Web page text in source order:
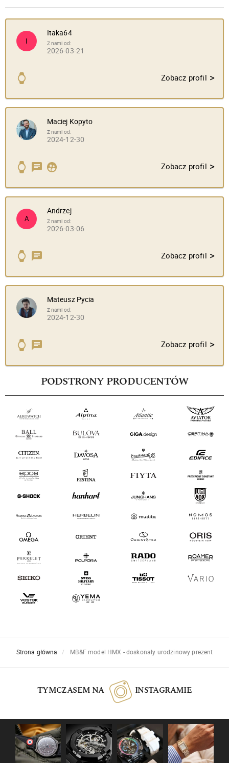
I
Itaka64
Z nami od:
2026-03-21
Zobacz profil >
Maciej Kopyto
Z nami od:
2024-12-30
Zobacz profil >
A
Andrzej
Z nami od:
2026-03-06
Zobacz profil >
Mateusz Pycia
Z nami od:
2024-12-30
Zobacz profil >
PODSTRONY PRODUCENTÓW
Strona główna MB&F model HMX - doskonały urodzinowy prezent
TYMCZASEM NA INSTAGRAMIE